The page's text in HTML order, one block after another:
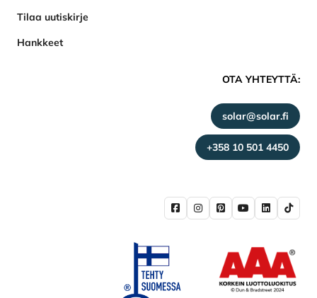
Tilaa uutiskirje
Hankkeet
OTA YHTEYTTÄ:
solar@solar.fi
+358 10 501 4450